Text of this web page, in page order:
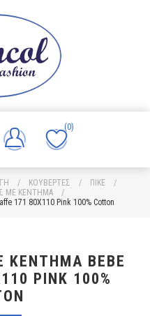
(0)
/ ΚΟΥΒΕΡΤΕΣ / ΠΙΚΕ
/
ΜΕ ΚΕΝΤΗΜΑ
/
171 80X110 Pink 100% Cotton
ΚΈΝΤΗΜΑ BEBE
PINK 100%